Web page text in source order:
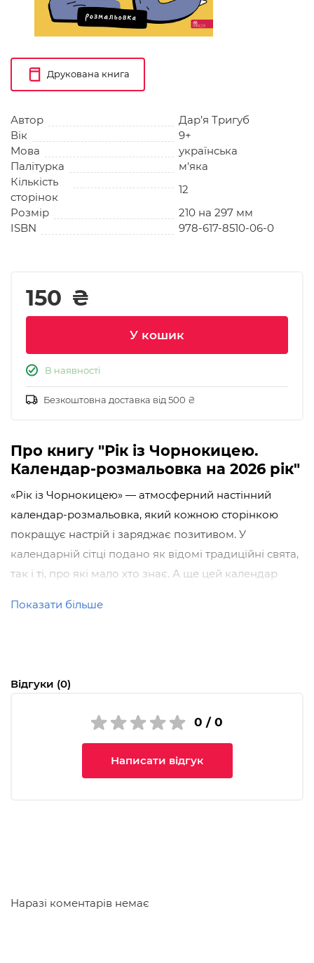
Друкована книга
Автор
Дар’я Тригуб
Вік
9+
Мова
українська
Палітурка
м'яка
Кількість
сторінок
12
Розмір
210 на 297 мм
ISBN
978-617-8510-06-0
150 ₴
У кошик
В наявності
Безкоштовна доставка від 500 ₴
Про книгу "Рік із Чорнокицею.
Календар-розмальовка на 2026 рік"
«Рік із Чорнокицею» — атмосферний настінний
календар-розмальовка, який кожною сторінкою
покращує настрій і заряджає позитивом. У
календарній сітці подано як відомі традиційні свята,
так і ті, про які мало хто знає. А ще цей календар
кожній сторінці!
катавасії".
чарівних витівок світ Чорнокиці!
Сучасне ілюстрування, позитивна атмосфера,
Показати більше
Відгуки (0)
0 / 0
Написати відгук
Наразі коментарів немає